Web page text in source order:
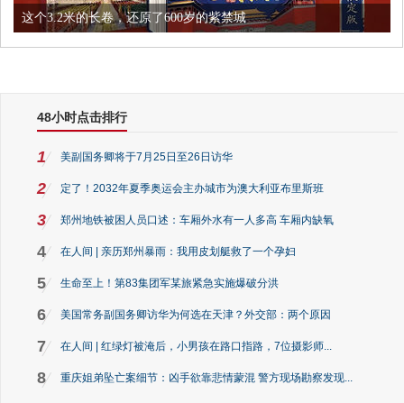
这个3.2米的长卷，还原了600岁的紫禁城
48小时点击排行
1 美副国务卿将于7月25日至26日访华
2 定了！2032年夏季奥运会主办城市为澳大利亚布里斯班
3 郑州地铁被困人员口述：车厢外水有一人多高 车厢内缺氧
4 在人间 | 亲历郑州暴雨：我用皮划艇救了一个孕妇
5 生命至上！第83集团军某旅紧急实施爆破分洪
6 美国常务副国务卿访华为何选在天津？外交部：两个原因
7 在人间 | 红绿灯被淹后，小男孩在路口指路，7位摄影师...
8 重庆姐弟坠亡案细节：凶手欲靠悲情蒙混 警方现场勘察发现...